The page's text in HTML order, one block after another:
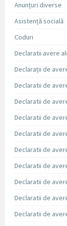
Anunțuri diverse
Asistență socială
Coduri
Declaratii avere
Declarații de
Declaratii de
Declaratii de
Declaratii de
Declaratii de
Declaratii de
Declaratii de
Declaratii de
Declaratii de
Declaratii de